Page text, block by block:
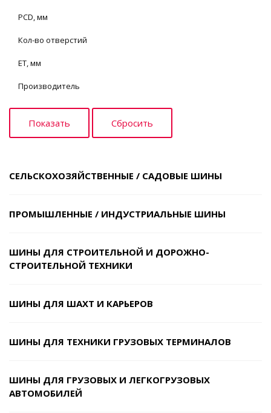
PCD, мм
Кол-во отверстий
ET, мм
Производитель
СЕЛЬСКОХОЗЯЙСТВЕННЫЕ / САДОВЫЕ ШИНЫ
ПРОМЫШЛЕННЫЕ / ИНДУСТРИАЛЬНЫЕ ШИНЫ
ШИНЫ ДЛЯ СТРОИТЕЛЬНОЙ И ДОРОЖНО-
СТРОИТЕЛЬНОЙ ТЕХНИКИ
ШИНЫ ДЛЯ ШАХТ И КАРЬЕРОВ
ШИНЫ ДЛЯ ТЕХНИКИ ГРУЗОВЫХ ТЕРМИНАЛОВ
ШИНЫ ДЛЯ ГРУЗОВЫХ И ЛЕГКОГРУЗОВЫХ
АВТОМОБИЛЕЙ